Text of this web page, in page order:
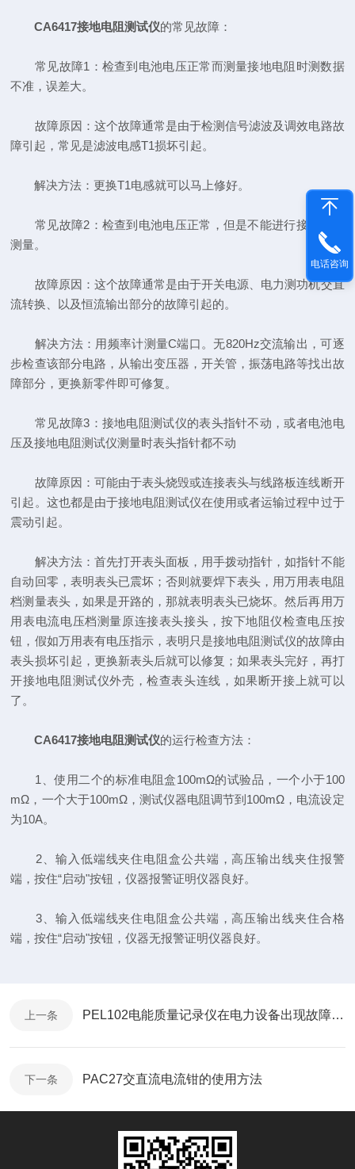
CA6417接地电阻测试仪的常见故障：
常见故障1：检查到电池电压正常而测量接地电阻时测数据
不准，误差大。
故障原因：这个故障通常是由于检测信号滤波及调效电路故
障引起，常见是滤波电感T1损坏引起。
解决方法：更换T1电感就可以马上修好。
常见故障2：检查到电池电压正常，但是不能进行接地电阻
测量。
故障原因：这个故障通常是由于开关电源、电力测功机交直
流转换、以及恒流输出部分的故障引起的。
解决方法：用频率计测量C端口。无820Hz交流输出，可逐
步检查该部分电路，从输出变压器，开关管，振荡电路等找出故
障部分，更换新零件即可修复。
常见故障3：接地电阻测试仪的表头指针不动，或者电池电
压及接地电阻测试仪测量时表头指针都不动
故障原因：可能由于表头烧毁或连接表头与线路板连线断开
引起。这也都是由于接地电阻测试仪在使用或者运输过程中过于
震动引起。
解决方法：首先打开表头面板，用手拨动指针，如指针不能
自动回零，表明表头已震坏；否则就要焊下表头，用万用表电阻
档测量表头，如果是开路的，那就表明表头已烧坏。然后再用万
用表电流电压档测量原连接表头接头，按下地阻仪检查电压按
钮，假如万用表有电压指示，表明只是接地电阻测试仪的故障由
表头损坏引起，更换新表头后就可以修复；如果表头完好，再打
开接地电阻测试仪外壳，检查表头连线，如果断开接上就可以
了。
CA6417接地电阻测试仪的运行检查方法：
1、使用二个的标准电阻盒100mΩ的试验品，一个小于100
mΩ，一个大于100mΩ，测试仪器电阻调节到100mΩ，电流设定
为10A。
2、输入低端线夹住电阻盒公共端，高压输出线夹住报警
端，按住“启动"按钮，仪器报警证明仪器良好。
3、输入低端线夹住电阻盒公共端，高压输出线夹住合格
端，按住“启动"按钮，仪器无报警证明仪器良好。
上一条 PEL102电能质量记录仪在电力设备出现故障时，进行诊断的作用
下一条 PAC27交直流电流钳的使用方法
电话咨询